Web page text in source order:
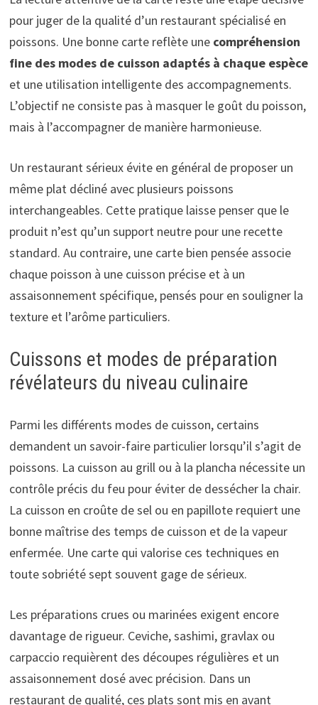
pour juger de la qualité d’un restaurant spécialisé en
poissons. Une bonne carte reflète une compréhension
fine des modes de cuisson adaptés à chaque espèce
et une utilisation intelligente des accompagnements.
L’objectif ne consiste pas à masquer le goût du poisson,
mais à l’accompagner de manière harmonieuse.
Un restaurant sérieux évite en général de proposer un
même plat décliné avec plusieurs poissons
interchangeables. Cette pratique laisse penser que le
produit n’est qu’un support neutre pour une recette
standard. Au contraire, une carte bien pensée associe
chaque poisson à une cuisson précise et à un
assaisonnement spécifique, pensés pour en souligner la
texture et l’arôme particuliers.
Cuissons et modes de préparation
révélateurs du niveau culinaire
Parmi les différents modes de cuisson, certains
demandent un savoir-faire particulier lorsqu’il s’agit de
poissons. La cuisson au grill ou à la plancha nécessite un
contrôle précis du feu pour éviter de dessécher la chair.
La cuisson en croûte de sel ou en papillote requiert une
bonne maîtrise des temps de cuisson et de la vapeur
enfermée. Une carte qui valorise ces techniques en
toute sobriété sept souvent gage de sérieux.
Les préparations crues ou marinées exigent encore
davantage de rigueur. Ceviche, sashimi, gravlax ou
carpaccio requièrent des découpes régulières et un
assaisonnement dosé avec précision. Dans un
restaurant de qualité, ces plats sont mis en avant